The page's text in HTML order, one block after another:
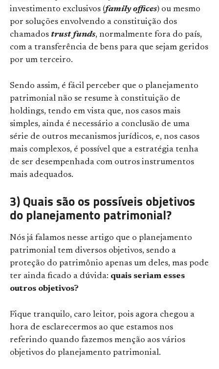
investimento exclusivos (family offices) ou mesmo
por soluções envolvendo a constituição dos
chamados trust funds, normalmente fora do país,
com a transferência de bens para que sejam geridos
por um terceiro.
Sendo assim, é fácil perceber que o planejamento
patrimonial não se resume à constituição de
holdings, tendo em vista que, nos casos mais
simples, ainda é necessário a conclusão de uma
série de outros mecanismos jurídicos, e, nos casos
mais complexos, é possível que a estratégia tenha
de ser desempenhada com outros instrumentos
mais adequados.
3) Quais são os possíveis objetivos
do planejamento patrimonial?
Nós já falamos nesse artigo que o planejamento
patrimonial tem diversos objetivos, sendo a
proteção do patrimônio apenas um deles, mas pode
ter ainda ficado a dúvida: quais seriam esses
outros objetivos?
Fique tranquilo, caro leitor, pois agora chegou a
hora de esclarecermos ao que estamos nos
referindo quando fazemos menção aos vários
objetivos do planejamento patrimonial.